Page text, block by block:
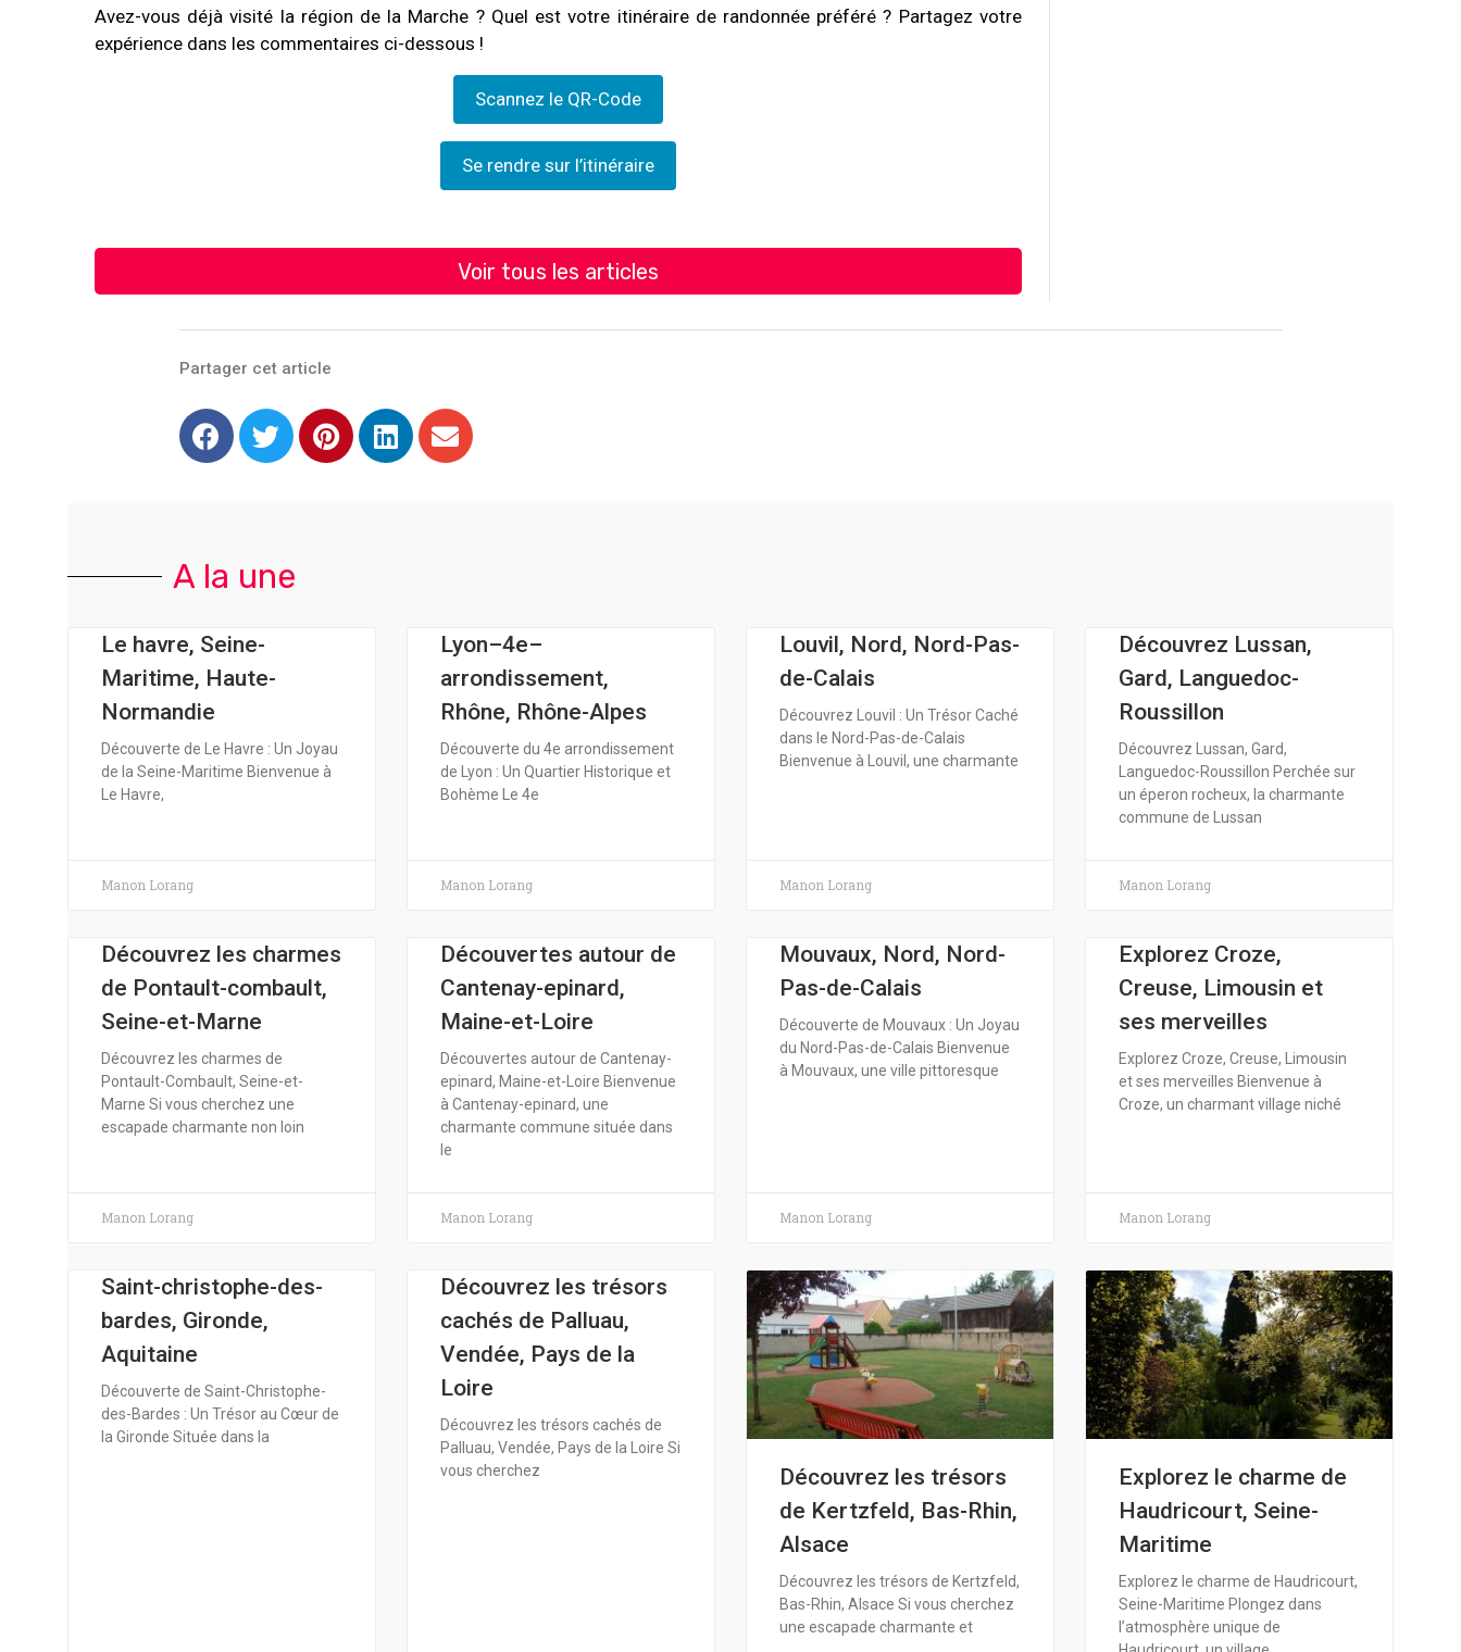
Avez-vous déjà visité la région de la Marche ? Quel est votre itinéraire de randonnée préféré ? Partagez votre
expérience dans les commentaires ci-dessous !
Scannez le QR-Code
Se rendre sur l’itinéraire
Voir tous les articles
Partager cet article
A la une
Le havre, Seine-
Maritime, Haute-
Normandie
Découverte de Le Havre : Un Joyau
de la Seine-Maritime Bienvenue à
Le Havre,
Manon Lorang
Lyon–4e–
arrondissement,
Rhône, Rhône-Alpes
Découverte du 4e arrondissement
de Lyon : Un Quartier Historique et
Bohème Le 4e
Manon Lorang
Louvil, Nord, Nord-Pas-
de-Calais
Découvrez Louvil : Un Trésor Caché
dans le Nord-Pas-de-Calais
Bienvenue à Louvil, une charmante
Manon Lorang
Découvrez Lussan,
Gard, Languedoc-
Roussillon
Découvrez Lussan, Gard,
Languedoc-Roussillon Perchée sur
un éperon rocheux, la charmante
commune de Lussan
Manon Lorang
Découvrez les charmes
de Pontault-combault,
Seine-et-Marne
Découvrez les charmes de
Pontault-Combault, Seine-et-
Marne Si vous cherchez une
escapade charmante non loin
Manon Lorang
Découvertes autour de
Cantenay-epinard,
Maine-et-Loire
Découvertes autour de Cantenay-
epinard, Maine-et-Loire Bienvenue
à Cantenay-epinard, une
charmante commune située dans
le
Manon Lorang
Mouvaux, Nord, Nord-
Pas-de-Calais
Découverte de Mouvaux : Un Joyau
du Nord-Pas-de-Calais Bienvenue
à Mouvaux, une ville pittoresque
Manon Lorang
Explorez Croze,
Creuse, Limousin et
ses merveilles
Explorez Croze, Creuse, Limousin
et ses merveilles Bienvenue à
Croze, un charmant village niché
Manon Lorang
Saint-christophe-des-
bardes, Gironde,
Aquitaine
Découverte de Saint-Christophe-
des-Bardes : Un Trésor au Cœur de
la Gironde Située dans la
Découvrez les trésors
cachés de Palluau,
Vendée, Pays de la
Loire
Découvrez les trésors cachés de
Palluau, Vendée, Pays de la Loire Si
vous cherchez
Découvrez les trésors
de Kertzfeld, Bas-Rhin,
Alsace
Découvrez les trésors de Kertzfeld,
Bas-Rhin, Alsace Si vous cherchez
une escapade charmante et
Explorez le charme de
Haudricourt, Seine-
Maritime
Explorez le charme de Haudricourt,
Seine-Maritime Plongez dans
l’atmosphère unique de